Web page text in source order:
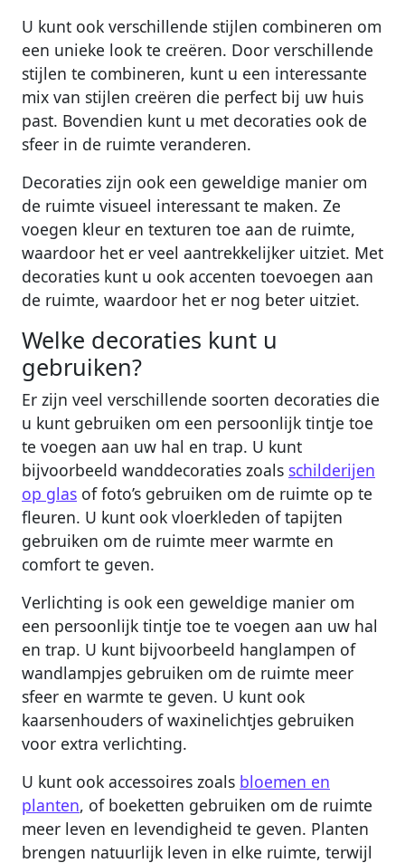
U kunt ook verschillende stijlen combineren om
een unieke look te creëren. Door verschillende
stijlen te combineren, kunt u een interessante
mix van stijlen creëren die perfect bij uw huis
past. Bovendien kunt u met decoraties ook de
sfeer in de ruimte veranderen.
Decoraties zijn ook een geweldige manier om
de ruimte visueel interessant te maken. Ze
voegen kleur en texturen toe aan de ruimte,
waardoor het er veel aantrekkelijker uitziet. Met
decoraties kunt u ook accenten toevoegen aan
de ruimte, waardoor het er nog beter uitziet.
Welke decoraties kunt u
gebruiken?
Er zijn veel verschillende soorten decoraties die
u kunt gebruiken om een persoonlijk tintje toe
te voegen aan uw hal en trap. U kunt
bijvoorbeeld wanddecoraties zoals schilderijen
op glas of foto’s gebruiken om de ruimte op te
fleuren. U kunt ook vloerkleden of tapijten
gebruiken om de ruimte meer warmte en
comfort te geven.
Verlichting is ook een geweldige manier om
een persoonlijk tintje toe te voegen aan uw hal
en trap. U kunt bijvoorbeeld hanglampen of
wandlampjes gebruiken om de ruimte meer
sfeer en warmte te geven. U kunt ook
kaarsenhouders of waxinelichtjes gebruiken
voor extra verlichting.
U kunt ook accessoires zoals bloemen en
planten, of boeketten gebruiken om de ruimte
meer leven en levendigheid te geven. Planten
brengen natuurlijk leven in elke ruimte, terwijl